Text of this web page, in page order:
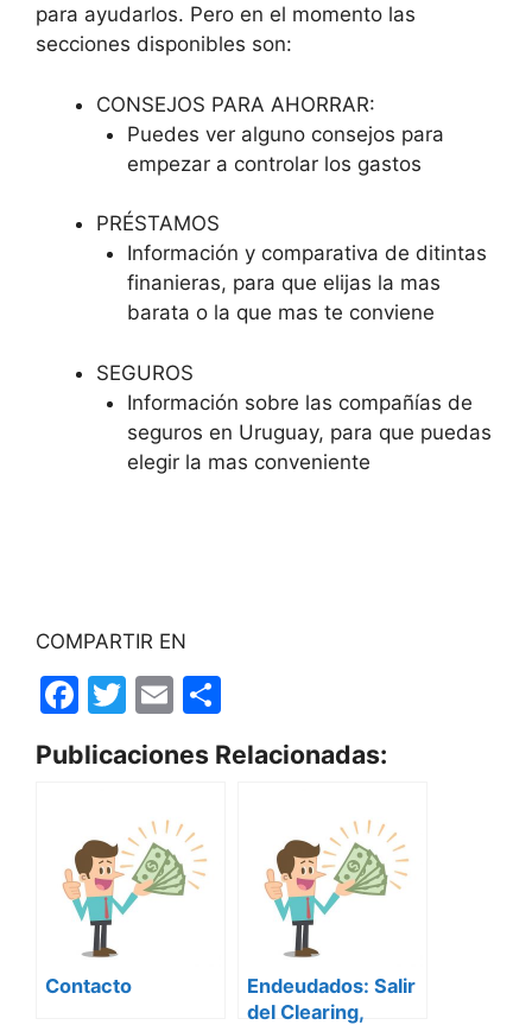
para ayudarlos. Pero en el momento las
secciones disponibles son:
CONSEJOS PARA AHORRAR:
Puedes ver alguno consejos para
empezar a controlar los gastos
PRÉSTAMOS
Información y comparativa de ditintas
finanieras, para que elijas la mas
barata o la que mas te conviene
SEGUROS
Información sobre las compañías de
seguros en Uruguay, para que puedas
elegir la mas conveniente
COMPARTIR EN
F
a
c
b
o
o
k
T
w
itt
er
E
ai
h
ar
Publicaciones Relacionadas:
Contacto
Endeudados: Salir
del Clearing,